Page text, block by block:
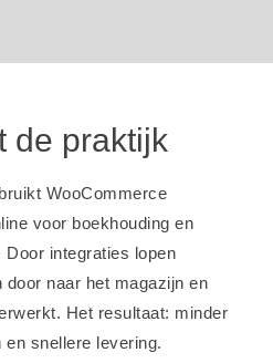
de praktijk
WooCommerce
voor boekhouding en
integraties lopen
naar het magazijn en
Het resultaat: minder
snellere levering.